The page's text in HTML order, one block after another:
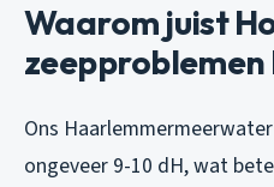
Waarom juist
Ons
ongeveer 9-10 dH, wat